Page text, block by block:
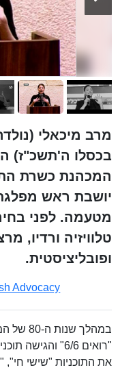
בכסלו ה'תשכ"ז)
המכהנת כשרת
יושבת ראש
מטעמה. לפני
טלוויזיה ורדיו,
ופובליציסטית.
Advocacy
"רואים 6/6"
את התוכניות "שישי